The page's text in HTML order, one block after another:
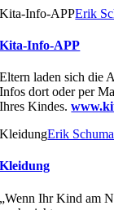
Kita-Info-APPErik
Kita-Info-APP
Eltern laden sich die
Infos dort oder per
Ihres Kindes.
KleidungErik
Kleidung
„Wenn Ihr Kind am